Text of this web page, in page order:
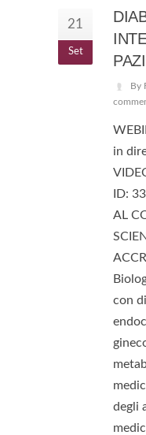
21
Set
By
in
ID:
AL
con
degli